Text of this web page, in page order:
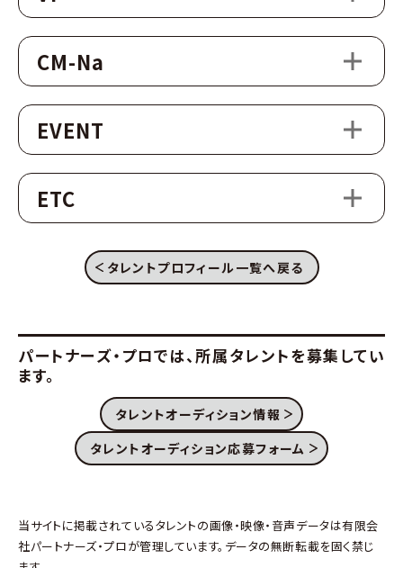
CM-Na
EVENT
ETC
タレントプロフィール一覧へ戻る
パートナーズ・プロでは、所属タレントを募集してい
ます。
タレントオーディション情報
タレントオーディション応募フォーム
当サイトに掲載されているタレントの画像・映像・音声データは有限会
社パートナーズ・プロが管理しています。データの無断転載を固く禁じ